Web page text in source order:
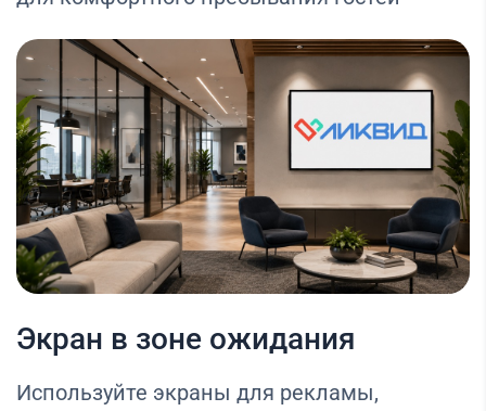
Экран в зоне ожидания
Используйте экраны для рекламы,